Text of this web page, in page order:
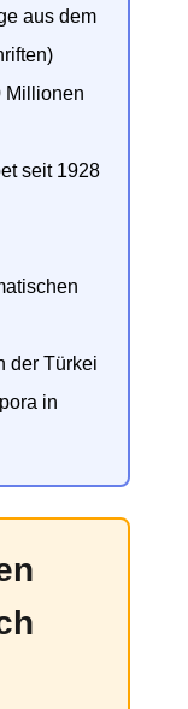
aus dem
Millionen
seit 1928
der Türkei
in